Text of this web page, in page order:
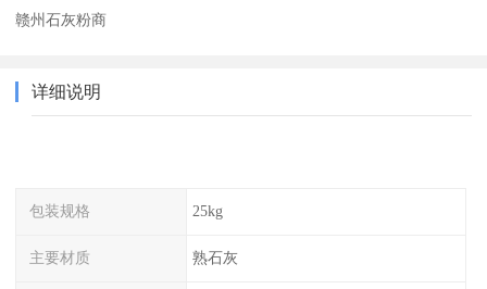
赣州石灰粉商
详细说明
包装规格 25kg
主要材质 熟石灰